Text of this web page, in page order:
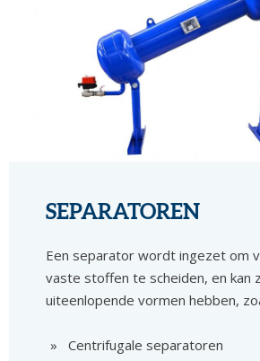
SEPARATOREN
Een separator wordt ingezet om
vaste stoffen te scheiden, en kan
uiteenlopende vormen hebben,
Centrifugale separatoren